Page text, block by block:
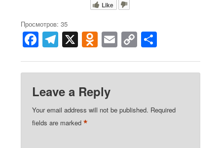
Like
Просмотров: 35
F
a
c
e
b
o
T
el
e
gr
a
m
X O
d
n
o
kl
a
E
m
ail
C
o
p
Li
n
h
ar
Leave a Reply
Your email address will not be published. Required
fields are marked *